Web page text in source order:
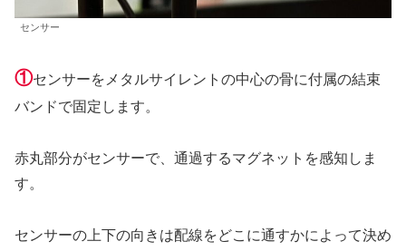
センサー
①センサーをメタルサイレントの中心の骨に付属の結束
バンドで固定します。
赤丸部分がセンサーで、通過するマグネットを感知しま
す。
センサーの上下の向きは配線をどこに通すかによって決め